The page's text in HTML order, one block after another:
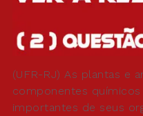
(UFR-RJ) As plantas e
componentes
importantes de seus